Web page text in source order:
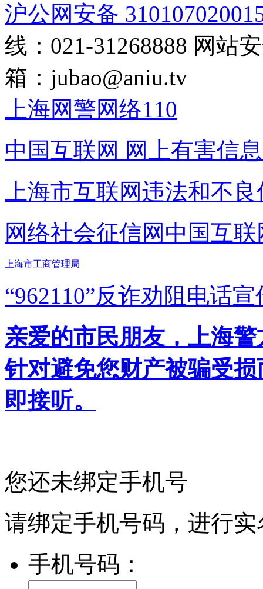
沪公网安备
线：021-31268888 网站
箱： jubao@aniu.tv
上海网警网络110
中国互联网 网上有害信
上海市互联网违法和不
网络社会征信网 中国互
上海市工商管理局
“962110”反诈劝阻电话宣
亲爱的市民朋友，上海
针对避免您财产被骗受
即接听。
您还未绑定手机号
请绑定手机号码，进行
手机号码：